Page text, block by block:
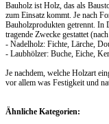
Bauholz ist Holz, das als
zum Einsatz kommt. Je nach
Bauholzprodukten getrennt. In
tragende Zwecke gestattet
- Nadelholz: Fichte, Lärche,
- Laubhölzer: Buche, Eiche,
Je nachdem, welche Holzart
vor allem was Festigkeit und
Ähnliche Kategorien: